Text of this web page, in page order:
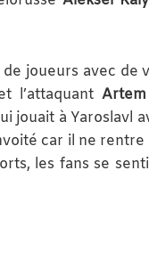
joueurs avec de
l’attaquant
jouait à Yaroslavl
car il ne
les fans se